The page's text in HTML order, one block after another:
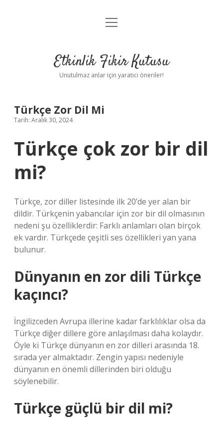
Anasayfa
Yasal Uyarı
menüyü
Etkinlik Fikir Kutusu
Unutulmaz anlar için yaratıcı öneriler!
Türkçe Zor Dil Mi
Tarih: Aralık 30, 2024
Türkçe çok zor bir dil
mi?
Türkçe, zor diller listesinde ilk 20’de yer alan bir
dildir. Türkçenin yabancılar için zor bir dil olmasının
nedeni şu özelliklerdir: Farklı anlamları olan birçok
ek vardır. Türkçede çeşitli ses özellikleri yan yana
bulunur.
Dünyanın en zor dili Türkçe
kaçıncı?
İngilizceden Avrupa illerine kadar farklılıklar olsa da
Türkçe diğer dillere göre anlaşılması daha kolaydır.
Öyle ki Türkçe dünyanın en zor dilleri arasında 18.
sırada yer almaktadır. Zengin yapısı nedeniyle
dünyanın en önemli dillerinden biri olduğu
söylenebilir.
Türkçe güçlü bir dil mi?